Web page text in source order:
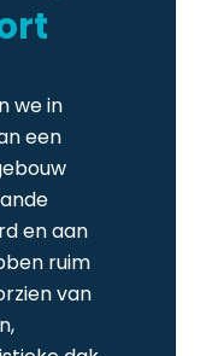
we in
een
en aan
ruim
van